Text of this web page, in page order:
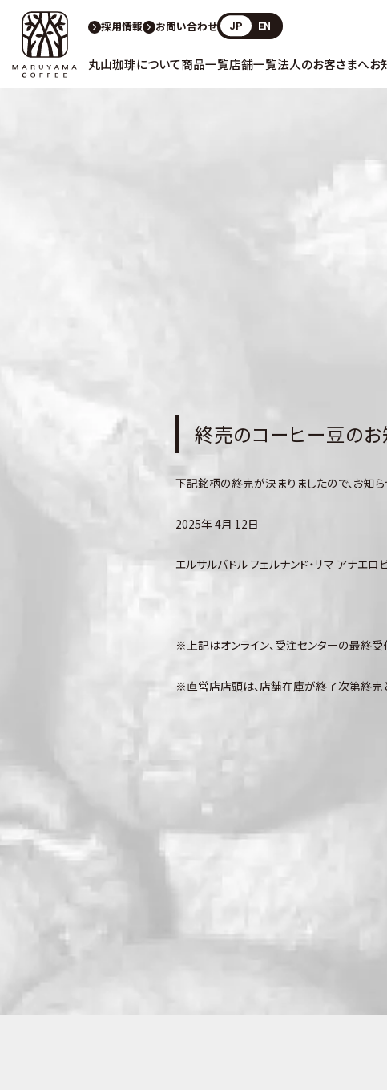
採用情報 お問い合わせ JP EN
丸山珈琲について商品一覧店舗一覧法人のお客さまへお
終売のコーヒー豆のお
下記銘柄の終売が決まりましたので、お知ら
2025年 4月 12日
エルサルバドル フェルナンド・リマ アナエロ
※上記はオンライン、受注センターの最終受
※直営店店頭は、店舗在庫が終了次第終売と